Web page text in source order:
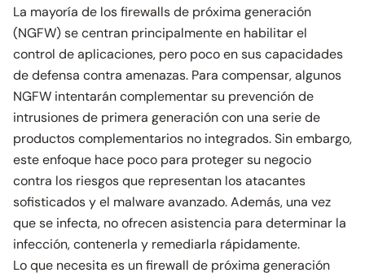
La mayoría de los firewalls de próxima generación
(NGFW) se centran principalmente en habilitar el
control de aplicaciones, pero poco en sus capacidades
de defensa contra amenazas. Para compensar, algunos
NGFW intentarán complementar su prevención de
intrusiones de primera generación con una serie de
productos complementarios no integrados. Sin embargo,
este enfoque hace poco para proteger su negocio
contra los riesgos que representan los atacantes
sofisticados y el malware avanzado. Además, una vez
que se infecta, no ofrecen asistencia para determinar la
infección, contenerla y remediarla rápidamente.
Lo que necesita es un firewall de próxima generación